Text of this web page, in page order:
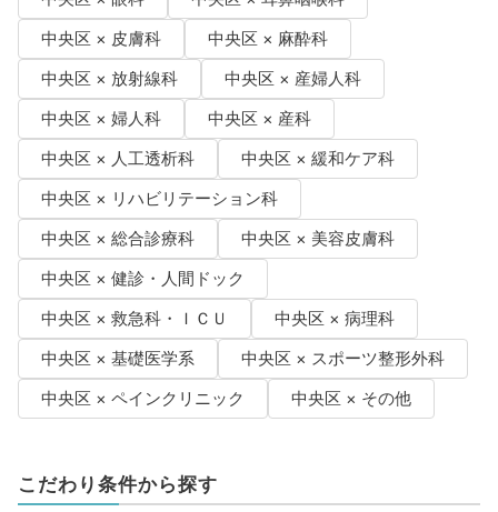
中央区 × 皮膚科
中央区 × 麻酔科
中央区 × 放射線科
中央区 × 産婦人科
中央区 × 婦人科
中央区 × 産科
中央区 × 人工透析科
中央区 × 緩和ケア科
中央区 × リハビリテーション科
中央区 × 総合診療科
中央区 × 美容皮膚科
中央区 × 健診・人間ドック
中央区 × 救急科・ＩＣＵ
中央区 × 病理科
中央区 × 基礎医学系
中央区 × スポーツ整形外科
中央区 × ペインクリニック
中央区 × その他
こだわり条件から探す